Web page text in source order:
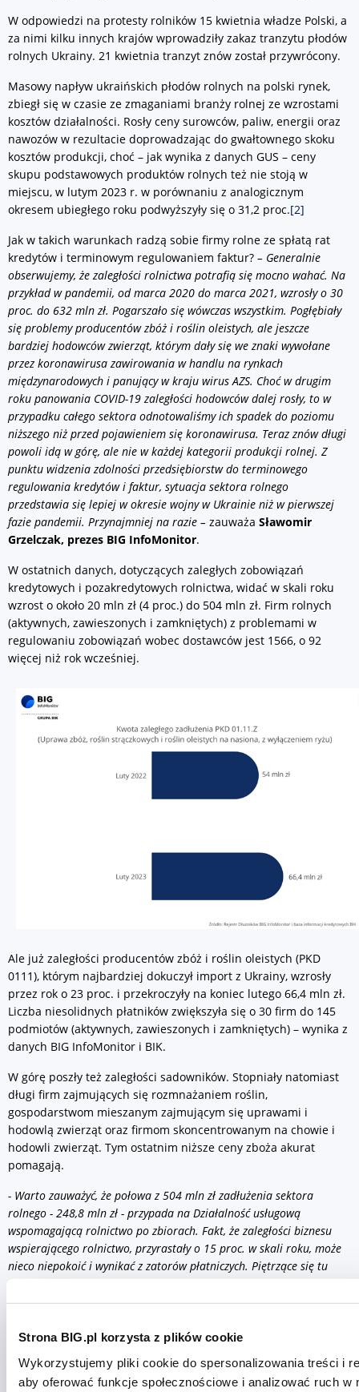
Strona BIG.pl korzysta z plików cookie
Wykorzystujemy pliki cookie do spersonalizowania treści i
aby oferować funkcje społecznościowe i analizować ruch w
W odpowiedzi na protesty rolników 15 kwietnia władze Polski, a
za nimi kilku innych krajów wprowadziły zakaz tranzytu płodów
rolnych Ukrainy. 21 kwietnia tranzyt znów został przywrócony.
Masowy napływ ukraińskich płodów rolnych na polski rynek,
zbiegł się w czasie ze zmaganiami branży rolnej ze wzrostami
kosztów działalności. Rosły ceny surowców, paliw, energii oraz
nawozów w rezultacie doprowadzając do gwałtownego skoku
kosztów produkcji, choć – jak wynika z danych GUS – ceny
skupu podstawowych produktów rolnych też nie stoją w
miejscu, w lutym 2023 r. w porównaniu z analogicznym
okresem ubiegłego roku podwyższyły się o 31,2 proc.[2]
Jak w takich warunkach radzą sobie firmy rolne ze spłatą rat
kredytów i terminowym regulowaniem faktur? – Generalnie
obserwujemy, że zaległości rolnictwa potrafią się mocno wahać. Na
przykład w pandemii, od marca 2020 do marca 2021, wzrosły o 30
proc. do 632 mln zł. Pogarszało się wówczas wszystkim. Pogłębiały
się problemy producentów zbóż i roślin oleistych, ale jeszcze
bardziej hodowców zwierząt, którym dały się we znaki wywołane
przez koronawirusa zawirowania w handlu na rynkach
międzynarodowych i panujący w kraju wirus AZS. Choć w drugim
roku panowania COVID-19 zaległości hodowców dalej rosły, to w
przypadku całego sektora odnotowaliśmy ich spadek do poziomu
niższego niż przed pojawieniem się koronawirusa. Teraz znów długi
powoli idą w górę, ale nie w każdej kategorii produkcji rolnej. Z
punktu widzenia zdolności przedsiębiorstw do terminowego
regulowania kredytów i faktur, sytuacja sektora rolnego
przedstawia się lepiej w okresie wojny w Ukrainie niż w pierwszej
fazie pandemii. Przynajmniej na razie – zauważa Sławomir
Grzelczak, prezes BIG InfoMonitor.
W ostatnich danych, dotyczących zaległych zobowiązań
kredytowych i pozakredytowych rolnictwa, widać w skali roku
wzrost o około 20 mln zł (4 proc.) do 504 mln zł. Firm rolnych
(aktywnych, zawieszonych i zamkniętych) z problemami w
regulowaniu zobowiązań wobec dostawców jest 1566, o 92
więcej niż rok wcześniej.
Ale już zaległości producentów zbóż i roślin oleistych (PKD
0111), którym najbardziej dokuczył import z Ukrainy, wzrosły
przez rok o 23 proc. i przekroczyły na koniec lutego 66,4 mln zł.
Liczba niesolidnych płatników zwiększyła się o 30 firm do 145
podmiotów (aktywnych, zawieszonych i zamkniętych) – wynika z
danych BIG InfoMonitor i BIK.
W górę poszły też zaległości sadowników. Stopniały natomiast
długi firm zajmujących się rozmnażaniem roślin,
gospodarstwom mieszanym zajmującym się uprawami i
hodowlą zwierząt oraz firmom skoncentrowanym na chowie i
hodowli zwierząt. Tym ostatnim niższe ceny zboża akurat
pomagają.
- Warto zauważyć, że połowa z 504 mln zł zadłużenia sektora
rolnego - 248,8 mln zł - przypada na Działalność usługową
wspomagającą rolnictwo po zbiorach. Fakt, że zaległości biznesu
wspierającego rolnictwo, przyrastały o 15 proc. w skali roku, może
nieco niepokoić i wynikać z zatorów płatniczych. Piętrzące się tu
wystawionych rolnikom, którzy znajdując się w trudniejszym
Waldemar Rogowski,główny analityk BIG InfoMonitor.
Sytuację powinien poprawić, przygotowany przez rząd, program
wsparcia rolnictwa. Przewiduje on m.in. dopłaty do paliwa,